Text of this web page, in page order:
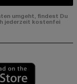
umgeht, findest Du
jederzeit kostenfei
App store